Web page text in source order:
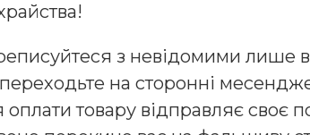
з невідомими лише в
на сторонні
оплати товару відправляє своє